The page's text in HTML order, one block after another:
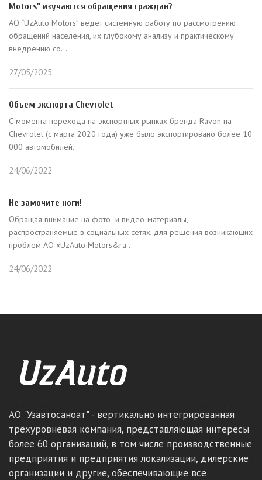
Motors” изучаются обращения граждан?
АО “UzAuto Motors” ведёт системную работу по рассмотрению
обращений населения, их глубокому анализу и практическому
внедрению со...
27/05/2025
Объем экспорта Chevrolet
С момента перехода на экспортных рынках бренда Ravon на
Chevrolet (с марта 2020 года) уже было экспортировано более 10
000 автомобилей.
24/06/2022
Не замочите ноги!
Обращая внимание на фото- и видео-материалы,
распространяемые в социальных сетях, для решения возникающих
проблем АО «UzAuto Motors&ra...
24/06/2022
АО "Узавтосаноат" - вертикально интегрированная
трёхуровневая компания, представляющая интересы
более 60 организаций, в том числе производственные
предприятия и предприятия локализации, дилерские
организации и другие, обеспечивающие все